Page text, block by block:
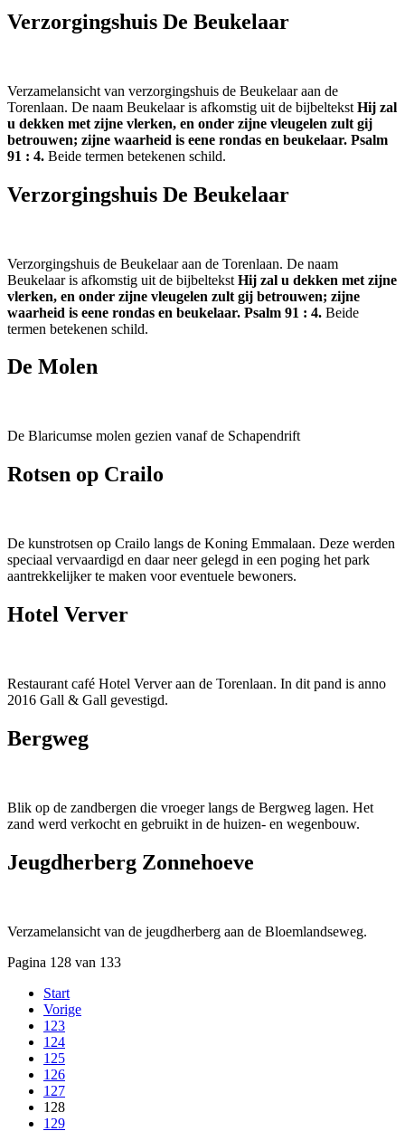
Verzorgingshuis De Beukelaar
Verzamelansicht van verzorgingshuis de Beukelaar aan de
Torenlaan. De naam Beukelaar is afkomstig uit de bijbeltekst Hij zal
u dekken met zijne vlerken, en onder zijne vleugelen zult gij
betrouwen; zijne waarheid is eene rondas en beukelaar. Psalm
91 : 4. Beide termen betekenen schild.
Verzorgingshuis De Beukelaar
Verzorgingshuis de Beukelaar aan de Torenlaan. De naam
Beukelaar is afkomstig uit de bijbeltekst Hij zal u dekken met zijne
vlerken, en onder zijne vleugelen zult gij betrouwen; zijne
waarheid is eene rondas en beukelaar. Psalm 91 : 4. Beide
termen betekenen schild.
De Molen
De Blaricumse molen gezien vanaf de Schapendrift
Rotsen op Crailo
De kunstrotsen op Crailo langs de Koning Emmalaan. Deze werden
speciaal vervaardigd en daar neer gelegd in een poging het park
aantrekkelijker te maken voor eventuele bewoners.
Hotel Verver
Restaurant café Hotel Verver aan de Torenlaan. In dit pand is anno
2016 Gall & Gall gevestigd.
Bergweg
Blik op de zandbergen die vroeger langs de Bergweg lagen. Het
zand werd verkocht en gebruikt in de huizen- en wegenbouw.
Jeugdherberg Zonnehoeve
Verzamelansicht van de jeugdherberg aan de Bloemlandseweg.
Pagina 128 van 133
Start
Vorige
123
124
125
126
127
128
129